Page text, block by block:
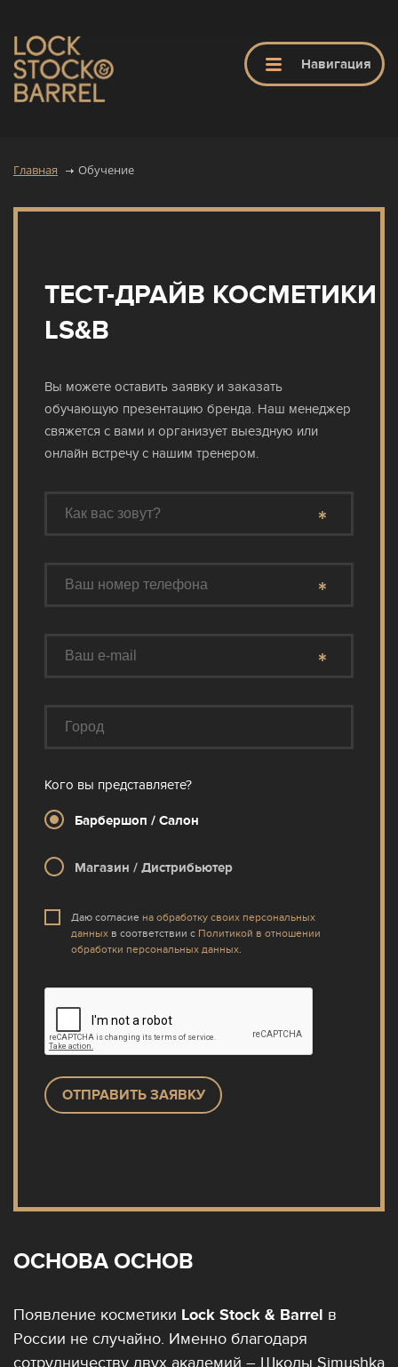
Навигация
ПАРИКМАХЕРСКИЕ
КЛУБ
БЛОГ
Главная Обучение
ТЕСТ-ДРАЙВ КОСМЕТИКИ
LS&B
Вы можете оставить заявку и заказать
обучающую презентацию бренда. Наш менеджер
свяжется с вами и организует выездную или
онлайн встречу с нашим тренером.
Кого вы представляете?
Барбершоп / Салон
Магазин / Дистрибьютер
Даю согласие на обработку своих персональных
данных в соответствии с Политикой в отношении
обработки персональных данных.
ОТПРАВИТЬ ЗАЯВКУ
ОСНОВА ОСНОВ
Появление косметики Lock Stock & Barrel в
России не случайно. Именно благодаря
сотрудничеству двух академий – Школы Simushka